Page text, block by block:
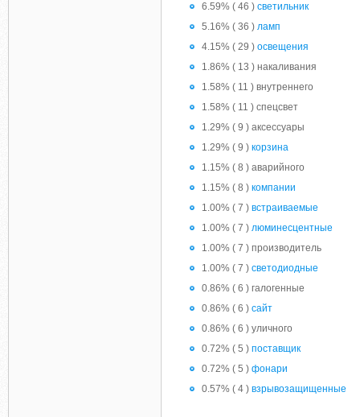
6.59% ( 46 ) светильник
5.16% ( 36 ) ламп
4.15% ( 29 ) освещения
1.86% ( 13 ) накаливания
1.58% ( 11 ) внутреннего
1.58% ( 11 ) спецсвет
1.29% ( 9 ) аксессуары
1.29% ( 9 ) корзина
1.15% ( 8 ) аварийного
1.15% ( 8 ) компании
1.00% ( 7 ) встраиваемые
1.00% ( 7 ) люминесцентные
1.00% ( 7 ) производитель
1.00% ( 7 ) светодиодные
0.86% ( 6 ) галогенные
0.86% ( 6 ) сайт
0.86% ( 6 ) уличного
0.72% ( 5 ) поставщик
0.72% ( 5 ) фонари
0.57% ( 4 ) взрывозащищенные